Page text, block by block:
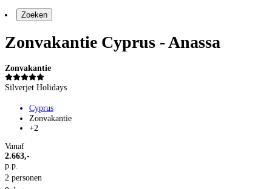
Zoeken
Zonvakantie Cyprus - Anassa
Zonvakantie
Silverjet Holidays
Cyprus
Zonvakantie
+2
Vanaf
2.663,-
p.p.
2 personen